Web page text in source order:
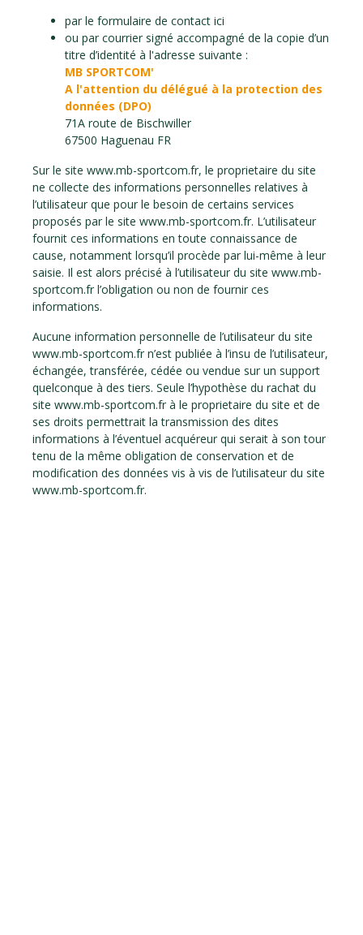
par le formulaire de contact ici
ou par courrier signé accompagné de la copie d’un
titre d’identité à l'adresse suivante :
MB SPORTCOM'
A l'attention du délégué à la protection des
données (DPO)
71A route de Bischwiller
67500 Haguenau FR
Sur le site www.mb-sportcom.fr, le proprietaire du site
ne collecte des informations personnelles relatives à
l’utilisateur que pour le besoin de certains services
proposés par le site www.mb-sportcom.fr. L’utilisateur
fournit ces informations en toute connaissance de
cause, notamment lorsqu’il procède par lui-même à leur
saisie. Il est alors précisé à l’utilisateur du site www.mb-
sportcom.fr l’obligation ou non de fournir ces
informations.
Aucune information personnelle de l’utilisateur du site
www.mb-sportcom.fr n’est publiée à l’insu de l’utilisateur,
échangée, transférée, cédée ou vendue sur un support
quelconque à des tiers. Seule l’hypothèse du rachat du
site www.mb-sportcom.fr à le proprietaire du site et de
ses droits permettrait la transmission des dites
informations à l’éventuel acquéreur qui serait à son tour
tenu de la même obligation de conservation et de
modification des données vis à vis de l’utilisateur du site
www.mb-sportcom.fr.